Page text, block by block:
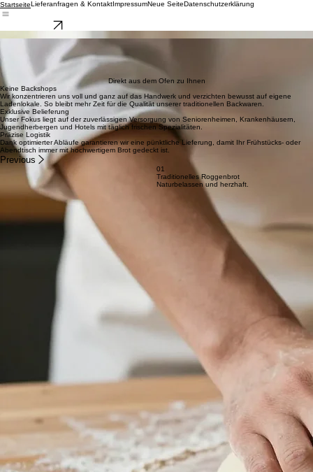
StartseiteLieferanfragen & KontaktImpressumNeue SeiteDatenschutzerklärung
Handwerkskunst seit Generationen
Wir bewahren die Tradition des echten Backens. Unsere Brote entstehen aus hochwertigen,
regionalen Zutaten und erhalten die Zeit, die sie für ihren vollen Geschmack benötigen. Als
spezialisierter Lieferbetrieb versorgen wir Altenheime, Krankenhäuser und Hotels täglich mit
frischen Backwaren höchster Güte – direkt aus unserer Backstube in Ihre Einrichtung.
Direkt aus dem Ofen zu Ihnen
Keine Backshops
Wir konzentrieren uns voll und ganz auf das Handwerk und verzichten bewusst auf eigene
Ladenlokale. So bleibt mehr Zeit für die Qualität unserer traditionellen Backwaren.
Exklusive Belieferung
Unser Fokus liegt auf der zuverlässigen Versorgung von Seniorenheimen, Krankenhäusern,
Jugendherbergen und Hotels mit täglich frischen Spezialitäten.
Präzise Logistik
Dank optimierter Abläufe garantieren wir eine pünktliche Lieferung, damit Ihr Frühstücks- oder
Abendtisch immer mit hochwertigem Brot gedeckt ist.
Previous
01
Traditionelles Roggenbrot
Naturbelassen und herzhaft.